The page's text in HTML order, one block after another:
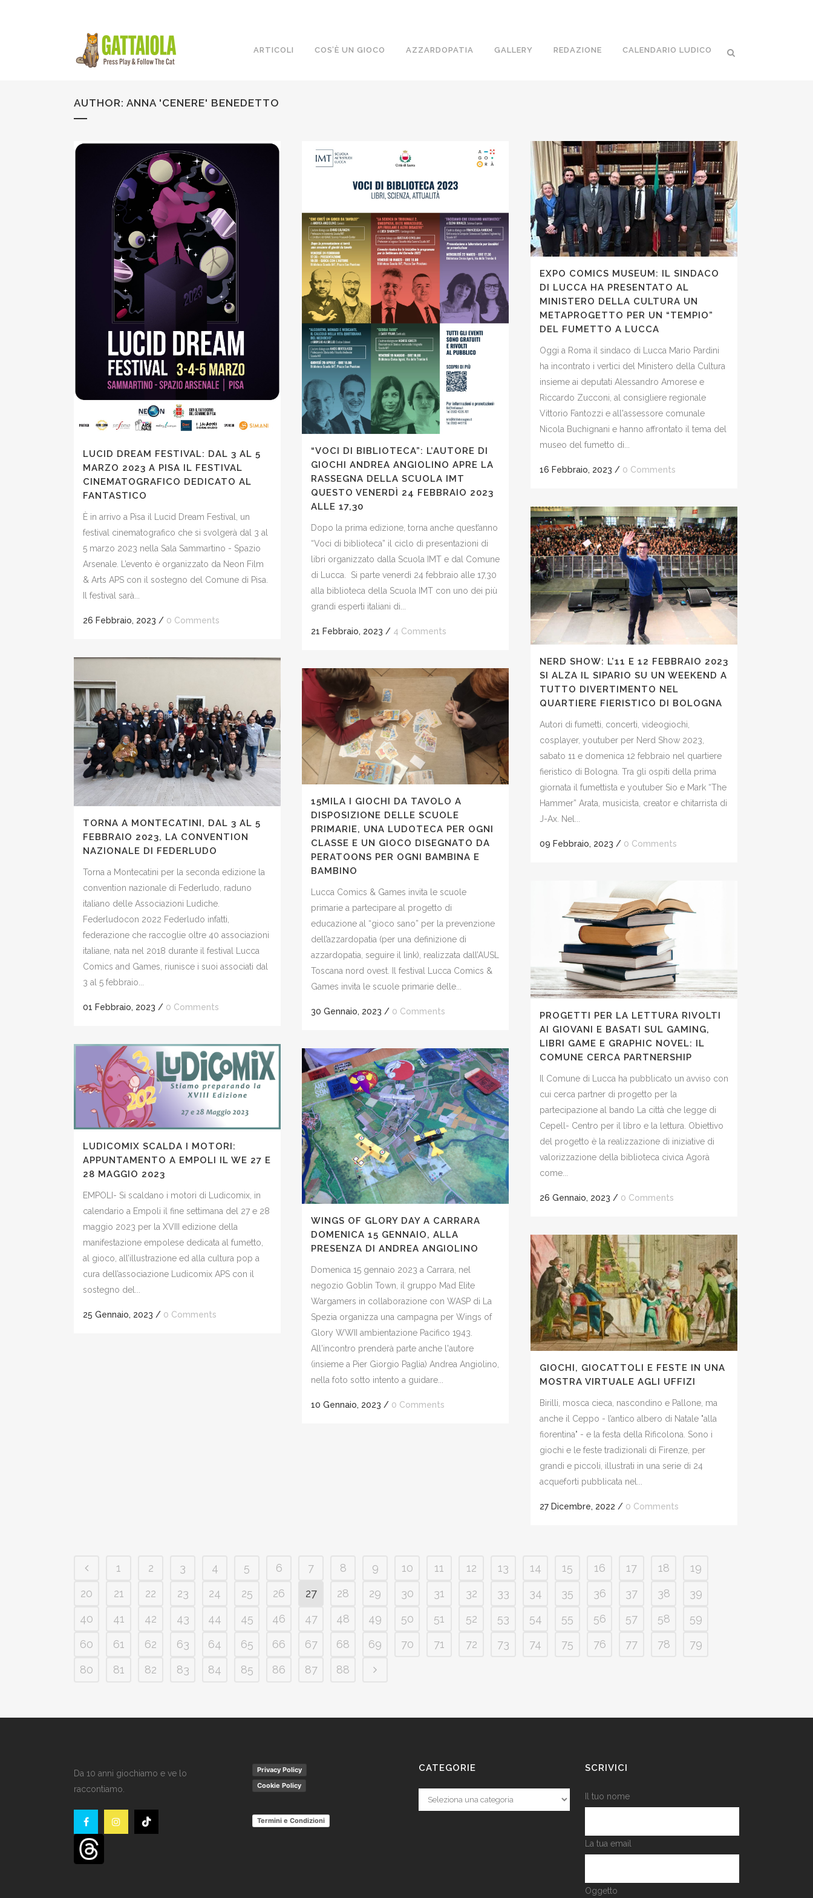
ARTICOLI COS’È UN GIOCO AZZARDOPATIA GALLERY REDAZIONE CALENDARIO LUDICO
AUTHOR: ANNA 'CENERE' BENEDETTO
LUCID DREAM FESTIVAL: DAL 3 AL 5
MARZO 2023 A PISA IL FESTIVAL
CINEMATOGRAFICO DEDICATO AL
FANTASTICO
È in arrivo a Pisa il Lucid Dream Festival, un
festival cinematografico che si svolgerà dal 3 al
5 marzo 2023 nella Sala Sammartino - Spazio
Arsenale. L’evento è organizzato da Neon Film
& Arts APS con il sostegno del Comune di Pisa.
Il festival sarà...
26 Febbraio, 2023 / 0 Comments
“VOCI DI BIBLIOTECA”: L’AUTORE DI
GIOCHI ANDREA ANGIOLINO APRE LA
RASSEGNA DELLA SCUOLA IMT
QUESTO VENERDÌ 24 FEBBRAIO 2023
ALLE 17,30
Dopo la prima edizione, torna anche quest’anno
“Voci di biblioteca” il ciclo di presentazioni di
libri organizzato dalla Scuola IMT e dal Comune
di Lucca. Si parte venerdì 24 febbraio alle 17,30
alla biblioteca della Scuola IMT con uno dei più
grandi esperti italiani di...
21 Febbraio, 2023 / 4 Comments
EXPO COMICS MUSEUM: IL SINDACO
DI LUCCA HA PRESENTATO AL
MINISTERO DELLA CULTURA UN
METAPROGETTO PER UN “TEMPIO”
DEL FUMETTO A LUCCA
Oggi a Roma il sindaco di Lucca Mario Pardini
ha incontrato i vertici del Ministero della Cultura
insieme ai deputati Alessandro Amorese e
Riccardo Zucconi, al consigliere regionale
Vittorio Fantozzi e all'assessore comunale
Nicola Buchignani e hanno affrontato il tema del
museo del fumetto di...
16 Febbraio, 2023 / 0 Comments
NERD SHOW: L’11 E 12 FEBBRAIO 2023
SI ALZA IL SIPARIO SU UN WEEKEND A
TUTTO DIVERTIMENTO NEL
QUARTIERE FIERISTICO DI BOLOGNA
Autori di fumetti, concerti, videogiochi,
cosplayer, youtuber per Nerd Show 2023,
sabato 11 e domenica 12 febbraio nel quartiere
fieristico di Bologna. Tra gli ospiti della prima
giornata il fumettista e youtuber Sio e Mark “The
Hammer” Arata, musicista, creator e chitarrista di
J-Ax. Nel...
09 Febbraio, 2023 / 0 Comments
TORNA A MONTECATINI, DAL 3 AL 5
FEBBRAIO 2023, LA CONVENTION
NAZIONALE DI FEDERLUDO
Torna a Montecatini per la seconda edizione la
convention nazionale di Federludo, raduno
italiano delle Associazioni Ludiche.
Federludocon 2022 Federludo infatti,
federazione che raccoglie oltre 40 associazioni
italiane, nata nel 2018 durante il festival Lucca
Comics and Games, riunisce i suoi associati dal
3 al 5 febbraio...
01 Febbraio, 2023 / 0 Comments
15MILA I GIOCHI DA TAVOLO A
DISPOSIZIONE DELLE SCUOLE
PRIMARIE, UNA LUDOTECA PER OGNI
CLASSE E UN GIOCO DISEGNATO DA
PERATOONS PER OGNI BAMBINA E
BAMBINO
Lucca Comics & Games invita le scuole
primarie a partecipare al progetto di
educazione al “gioco sano” per la prevenzione
dell’azzardopatia (per una definizione di
azzardopatia, seguire il link), realizzata dall’AUSL
Toscana nord ovest. Il festival Lucca Comics &
Games invita le scuole primarie delle...
30 Gennaio, 2023 / 0 Comments
PROGETTI PER LA LETTURA RIVOLTI
AI GIOVANI E BASATI SUL GAMING,
LIBRI GAME E GRAPHIC NOVEL: IL
COMUNE CERCA PARTNERSHIP
Il Comune di Lucca ha pubblicato un avviso con
cui cerca partner di progetto per la
partecipazione al bando La città che legge di
Cepell- Centro per il libro e la lettura. Obiettivo
del progetto è la realizzazione di iniziative di
valorizzazione della biblioteca civica Agorà
come...
26 Gennaio, 2023 / 0 Comments
LUDICOMIX SCALDA I MOTORI:
APPUNTAMENTO A EMPOLI IL WE 27 E
28 MAGGIO 2023
EMPOLI- Si scaldano i motori di Ludicomix, in
calendario a Empoli il fine settimana del 27 e 28
maggio 2023 per la XVIII edizione della
manifestazione empolese dedicata al fumetto,
al gioco, all’illustrazione ed alla cultura pop a
cura dell’associazione Ludicomix APS con il
sostegno del...
25 Gennaio, 2023 / 0 Comments
WINGS OF GLORY DAY A CARRARA
DOMENICA 15 GENNAIO, ALLA
PRESENZA DI ANDREA ANGIOLINO
Domenica 15 gennaio 2023 a Carrara, nel
negozio Goblin Town, il gruppo Mad Elite
Wargamers in collaborazione con WASP di La
Spezia organizza una campagna per Wings of
Glory WWII ambientazione Pacifico 1943.
All'incontro prenderà parte anche l'autore
(insieme a Pier Giorgio Paglia) Andrea Angiolino,
nella foto sotto intento a guidare...
10 Gennaio, 2023 / 0 Comments
GIOCHI, GIOCATTOLI E FESTE IN UNA
MOSTRA VIRTUALE AGLI UFFIZI
Birilli, mosca cieca, nascondino e Pallone, ma
anche il Ceppo - l’antico albero di Natale "alla
fiorentina" - e la festa della Rificolona. Sono i
giochi e le feste tradizionali di Firenze, per
grandi e piccoli, illustrati in una serie di 24
acqueforti pubblicata nel...
27 Dicembre, 2022 / 0 Comments
1 2 3 4 5 6 7 8 9 10 11 12 13 14 15 16 17 18
19
20
21 22 23 24 25 26 27 28 29 30 31 32 33 34 35 36 37 38
39
40
41 42 43 44 45 46 47 48 49 50 51 52 53 54 55 56 57 58
59
60
61 62 63 64 65 66 67 68 69 70 71 72 73 74 75 76 77 78
79
80
81 82 83 84 85 86 87 88
Da 10 anni giochiamo e ve lo
raccontiamo.
Privacy Policy
Cookie Policy
Termini e Condizioni
CATEGORIE
Categorie
SCRIVICI
Il tuo nome
La tua email
Oggetto